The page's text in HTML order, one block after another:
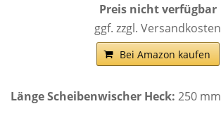
Preis nicht verfügbar
ggf. zzgl. Versandkosten
Bei Amazon kaufen
Länge Scheibenwischer Heck: 250 mm